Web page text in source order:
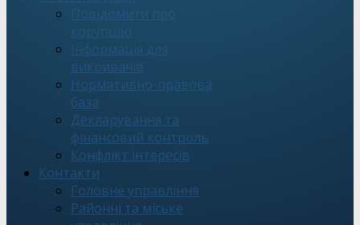
Повідомити про
корупцію
Інформація для
викривачів
Нормативно-правова
база
Декларування та
фінансовий контроль
Конфлікт інтересів
Контакти
Головне управління
Районні та міське